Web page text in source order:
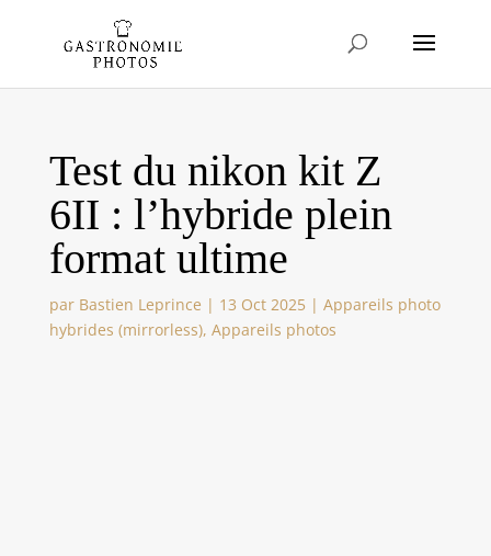
Test du nikon kit Z
6II : l’hybride plein
format ultime
par Bastien Leprince | 13 Oct 2025| Appareils photo
hybrides (mirrorless), Appareils photos